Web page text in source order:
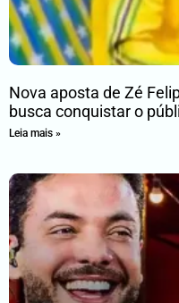
Nova aposta de Zé
busca conquistar o
Leia mais »